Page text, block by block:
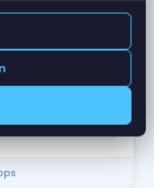
18 Sessions
78%
14 Sessions
61%